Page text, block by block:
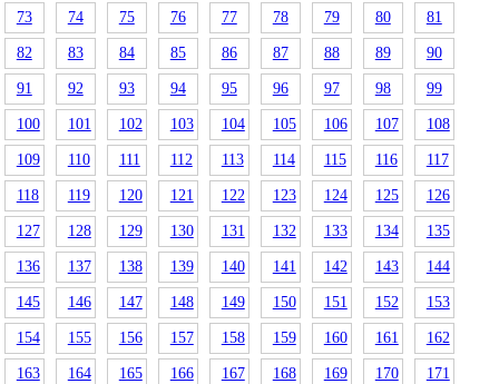
73 74 75 76 77 78 79 80 81
82 83 84 85 86 87 88 89 90
91 92 93 94 95 96 97 98 99
100 101 102 103 104 105 106 107 108
109 110 111 112 113 114 115 116 117
118 119 120 121 122 123 124 125 126
127 128 129 130 131 132 133 134 135
136 137 138 139 140 141 142 143 144
145 146 147 148 149 150 151 152 153
154 155 156 157 158 159 160 161 162
163 164 165 166 167 168 169 170 171